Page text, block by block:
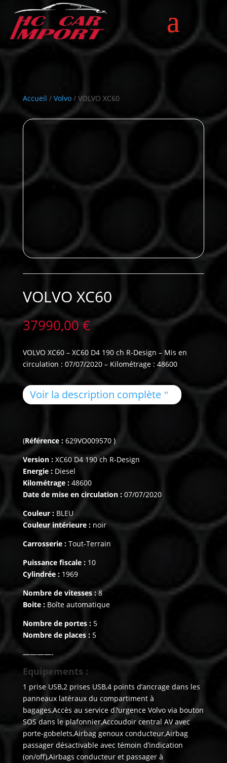
Accueil / Volvo/ VOLVO XC60
VOLVO XC60
37990,00 €
VOLVO XC60 – XC60 D4 190 ch R-Design – Mis en
circulation : 07/07/2020 – Kilométrage : 48600
Voir la description complète
(Référence : 629VO009570 )
Version :XC60 D4 190 ch R-Design
Energie :Diesel
Kilométrage :48600
Date de mise en circulation :07/07/2020
Couleur :BLEU
Couleur intérieure : noir
Carrosserie :Tout-Terrain
Puissance fiscale :10
Cylindrée :1969
Nombre de vitesses :8
Boite :Boîte automatique
Nombre de portes : 5
Nombre de places :5
————-
Equipements :
1 prise USB,2 prises USB,4 points d’ancrage dans les
panneaux latéraux du compartiment à
bagages,Accès au service d?urgence Volvo via bouton
SOS dans le plafonnier,Accoudoir central AV avec
porte-gobelets,Airbag genoux conducteur,Airbag
passager désactivable avec témoin d’indication
(on/off),Airbags conducteur et passager à